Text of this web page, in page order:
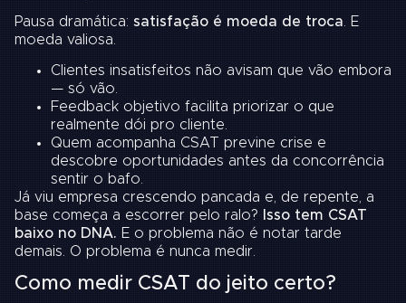
Pausa dramática: satisfação é moeda de troca . E
moeda valiosa.
Clientes insatisfeitos não avisam que vão embora
— só vão.
Feedback objetivo facilita priorizar o que
realmente dói pro cliente.
Quem acompanha CSAT previne crise e
descobre oportunidades antes da concorrência
sentir o bafo.
Já viu empresa crescendo pancada e, de repente, a
base começa a escorrer pelo ralo?
Isso tem CSAT
baixo no DNA. E o problema não é notar tarde
demais. O problema é nunca medir.
Como medir CSAT do jeito certo?